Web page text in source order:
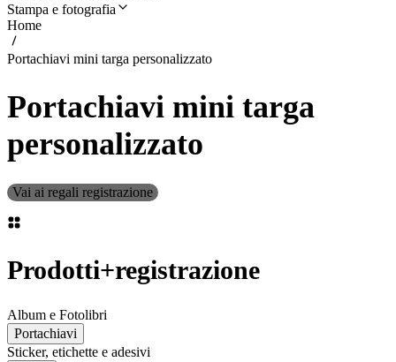
Stampa e fotografia
Home
Portachiavi mini targa personalizzato
Portachiavi mini targa
personalizzato
Vai ai regali registrazione
Prodotti+registrazione
Album e Fotolibri
Portachiavi
Sticker, etichette e adesivi